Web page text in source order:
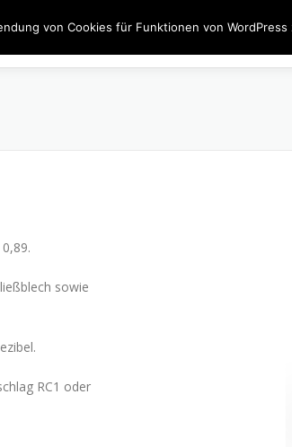
FENSTER TÜREN
sowie
RC1 oder
von Cookies für Funktionen von